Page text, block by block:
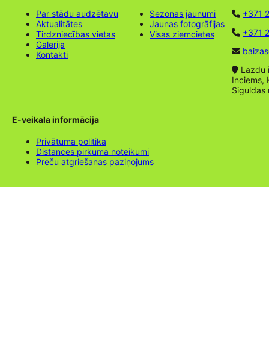
Par stādu audzētavu
Aktualitātes
Tirdzniecības vietas
Galerija
Kontakti
Sezonas jaunumi
Jaunas fotogrāfijas
Visas ziemcietes
+371
+371
Lazdu
Inciems,
Siguldas
E-veikala informācija
Privātuma politika
Distances pirkuma noteikumi
Preču atgriešanas paziņojums